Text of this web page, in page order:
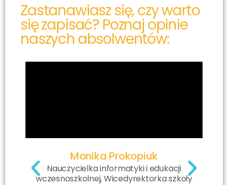
Zastanawiasz się, czy warto
się zapisać? Poznaj opinie
naszych absolwentów:
Monika Prokopiuk
Nauczycielka informatyki i edukacji
wczesnoszkolnej, Wicedyrektorka szkoły